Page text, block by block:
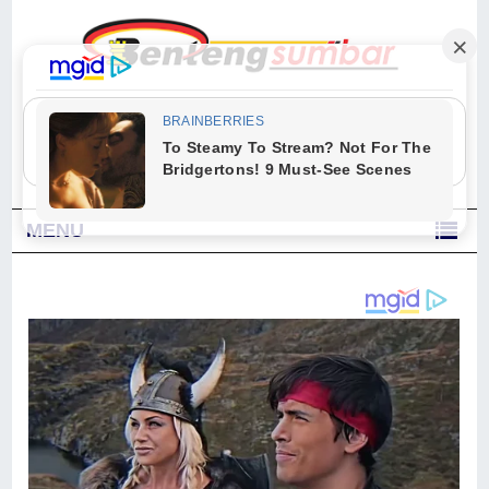
"Sesungguhnya Allah dan para malaikat-Nya berselawat untuk Nabi.
Wahai orang-orang yang beriman, berselawatlah kamu untuk Nabi dan
ucapkanlah salam dengan penuh penghormatan kepadanya." (Qs. Al
Ahzab Ayat 56)
MENU